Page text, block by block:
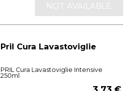
NOT AVAILABLE
Pril Cura Lavastoviglie
PRIL Cura Lavastoviglie Intensive
250ml